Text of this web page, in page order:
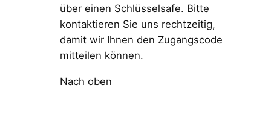
über einen Schlüsselsafe. Bitte
kontaktieren Sie uns rechtzeitig,
damit wir Ihnen den Zugangscode
mitteilen können.
Nach oben